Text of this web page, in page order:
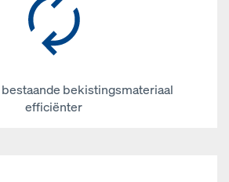
bekistingsmateriaal
efficiënter